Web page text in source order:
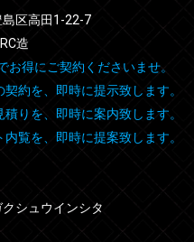
区高田1-22-7
造
お得にご契約くださいませ。
契約を、即時に提示致します。
積りを、即時に案内致します。
内覧を、即時に提案致します。
シュウインシタ